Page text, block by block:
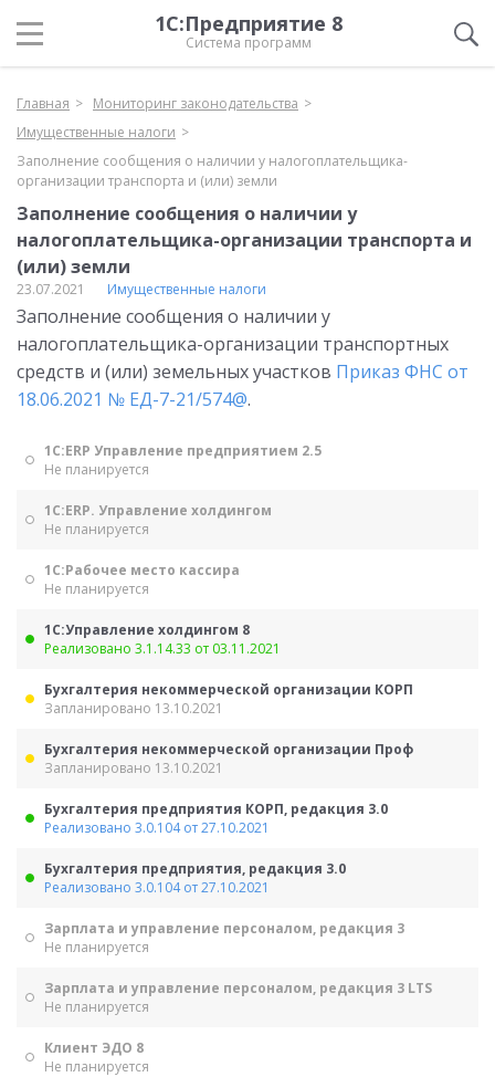
1С:Предприятие 8
Система программ
Главная
Мониторинг законодательства
Имущественные налоги
Заполнение сообщения о наличии у налогоплательщика-
организации транспорта и (или) земли
Заполнение сообщения о наличии у
налогоплательщика-организации транспорта и
(или) земли
23.07.2021 Имущественные налоги
Заполнение сообщения о наличии у
налогоплательщика-организации транспортных
средств и (или) земельных участков Приказ ФНС от
18.06.2021 № ЕД-7-21/574@.
1С:ERP Управление предприятием 2.5
Не планируется
1С:ERP. Управление холдингом
Не планируется
1С:Рабочее место кассира
Не планируется
1С:Управление холдингом 8
Реализовано 3.1.14.33 от 03.11.2021
Бухгалтерия некоммерческой организации КОРП
Запланировано 13.10.2021
Бухгалтерия некоммерческой организации Проф
Запланировано 13.10.2021
Бухгалтерия предприятия КОРП, редакция 3.0
Реализовано 3.0.104 от 27.10.2021
Бухгалтерия предприятия, редакция 3.0
Реализовано 3.0.104 от 27.10.2021
Зарплата и управление персоналом, редакция 3
Не планируется
Зарплата и управление персоналом, редакция 3 LTS
Не планируется
Клиент ЭДО 8
Не планируется